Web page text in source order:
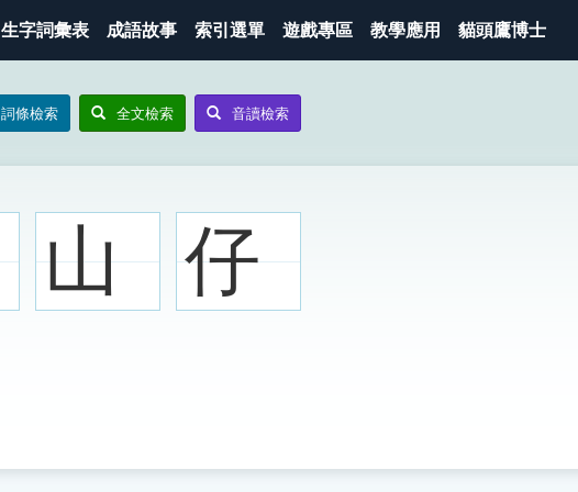
生字詞彙表 成語故事 索引選單 遊戲專區 教學應用 貓頭鷹博士
詞條檢索 全文檢索 音讀檢索
山 仔